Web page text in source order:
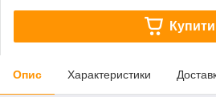
Купити
Опис Характеристики